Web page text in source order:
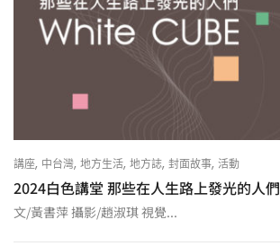
講座, 中台灣, 地方生活, 地方誌, 封面故事, 活動
2024白色講堂 那些在人生路上發光的人們
文/黃書萍 攝影/趙淑琪 視覺...